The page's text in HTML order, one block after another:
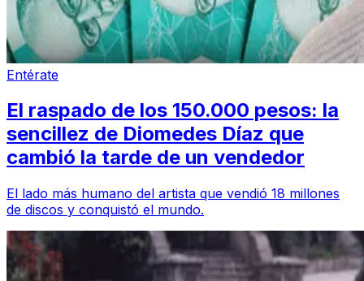
Entérate
El raspado de los 150.000 pesos: la
sencillez de Diomedes Díaz que
cambió la tarde de un vendedor
El lado más humano del artista que vendió 18 millones
de discos y conquistó el mundo.